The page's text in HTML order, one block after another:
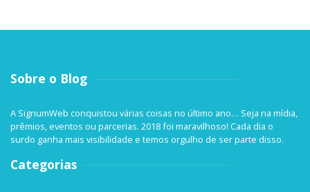
Sobre o Blog
A SignumWeb conquistou várias coisas no último ano… Seja na mídia,
prêmios, eventos ou parcerias. 2018 foi maravilhoso! Cada dia o
surdo ganha mais visibilidade e temos orgulho de ser parte disso.
Categorias